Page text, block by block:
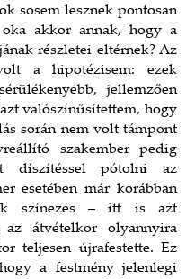
sosem lesznek pontosan
akkor annak, hogy a
részletei eltérnek? Az
a hipotézisem: ezek
jellemzően
valószínűsítettem, hogy
során nem volt támpont
szakember pedig
díszítéssel pótolni az
esetében már korábban
színezés – itt is azt
átvételkor olyannyira
teljesen újrafestette. Ez
a festmény jelenlegi